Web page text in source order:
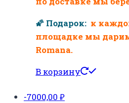
🌠 Подарок: к
площадке мы
Romana.
В корзину
-7000,00 ₽